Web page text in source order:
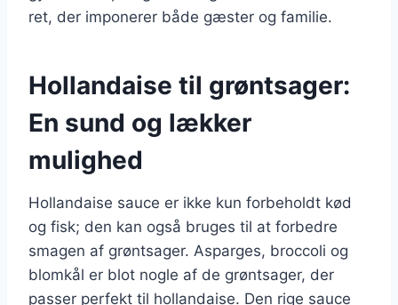
ret, der imponerer både gæster og familie.
Hollandaise til grøntsager:
En sund og lækker
mulighed
Hollandaise sauce er ikke kun forbeholdt kød
og fisk; den kan også bruges til at forbedre
smagen af grøntsager. Asparges, broccoli og
blomkål er blot nogle af de grøntsager, der
passer perfekt til hollandaise. Den rige sauce